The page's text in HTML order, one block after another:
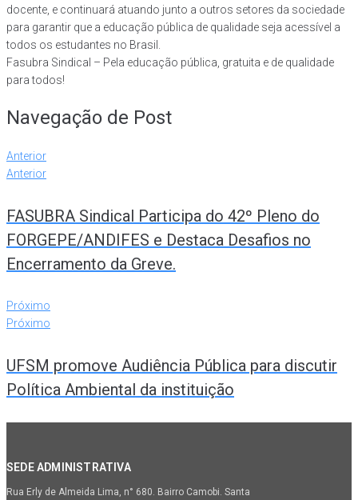
docente, e continuará atuando junto a outros setores da sociedade
para garantir que a educação pública de qualidade seja acessível a
todos os estudantes no Brasil.
Fasubra Sindical – Pela educação pública, gratuita e de qualidade
para todos!
Navegação de Post
Anterior
Anterior
FASUBRA Sindical Participa do 42º Pleno do
FORGEPE/ANDIFES e Destaca Desafios no
Encerramento da Greve.
Próximo
Próximo
UFSM promove Audiência Pública para discutir
Política Ambiental da instituição
SEDE ADMINISTRATIVA
Rua Erly de Almeida Lima, n° 680. Bairro Camobi. Santa